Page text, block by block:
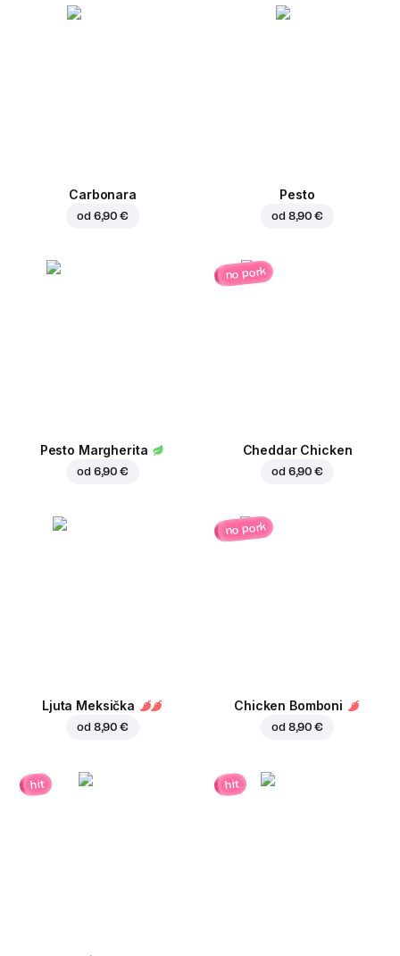
Carbonara
od 6,90 €
Pesto
od 8,90 €
Pesto Margherita
od 6,90 €
no pork
Cheddar Chicken
od 6,90 €
Ljuta Meksička
od 8,90 €
no pork
Chicken Bomboni
od 8,90 €
hit hit